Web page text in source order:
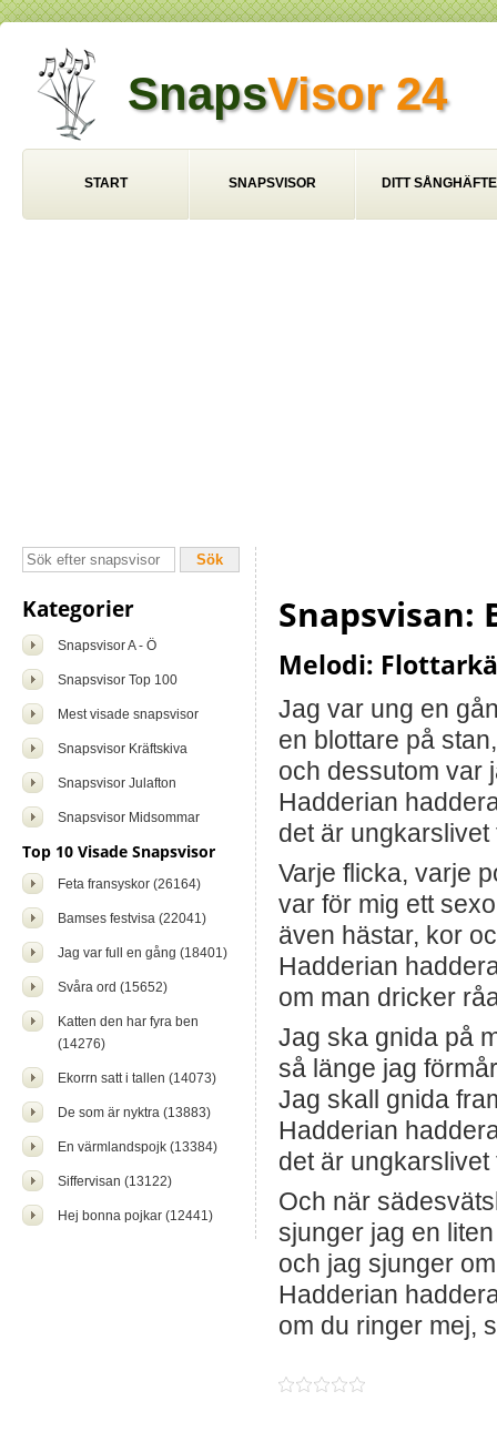
SnapsVisor 24
START SNAPSVISOR DITT SÅNGHÄFTE
Kategorier
Snapsvisor A - Ö
Snapsvisor Top 100
Mest visade snapsvisor
Snapsvisor Kräftskiva
Snapsvisor Julafton
Snapsvisor Midsommar
Top 10 Visade Snapsvisor
Feta fransyskor (26164)
Bamses festvisa (22041)
Jag var full en gång (18401)
Svåra ord (15652)
Katten den har fyra ben
(14276)
Ekorrn satt i tallen (14073)
De som är nyktra (13883)
En värmlandspojk (13384)
Siffervisan (13122)
Hej bonna pojkar (12441)
Melodi:
Jag var ung en
en blottare på stan,
och dessutom var
Hadderian
det är
Varje flicka, varje
var för mig ett
även hästar, kor
Hadderian
om man dricker
Jag ska gnida på
så länge jag
Jag skall gnida
Hadderian
det är
Och när
sjunger jag en
och jag sjunger
Hadderian
om du ringer mej,